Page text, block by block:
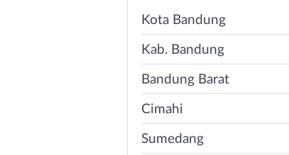
Kota Bandung
Kab. Bandung
Bandung Barat
Cimahi
Sumedang